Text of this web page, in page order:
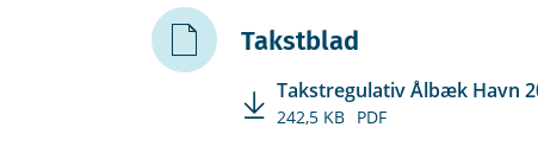
Takstblad
Takstregulativ Ålbæk Havn
242,5 KB PDF